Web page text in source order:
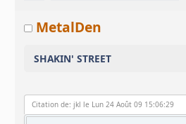
MetalDen
SHAKIN' STREET
Citation de: jkl le Lun 24 Août 09 15:06:29